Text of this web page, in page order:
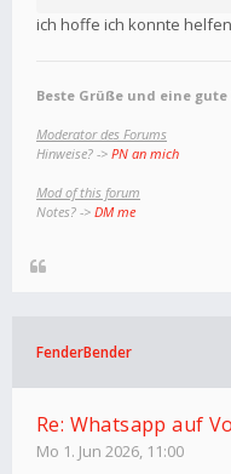
ich hoffe ich konnte
Beste Grüße und eine
Moderator des Forums
Hinweise? -> PN an mich
Mod of this forum
Notes? -> DM me
FenderBender
Re: Whatsapp auf
Mo 1. Jun 2026, 11:00